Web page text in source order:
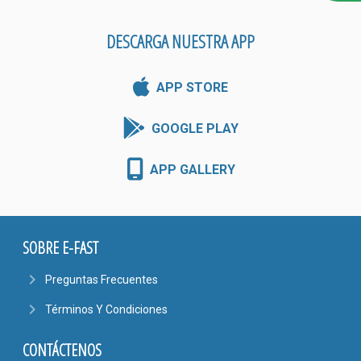
DESCARGA NUESTRA APP
APP STORE
GOOGLE PLAY
APP GALLERY
SOBRE E-FAST
navigate_next Preguntas Frecuentes
navigate_next Términos Y Condiciones
CONTÁCTENOS